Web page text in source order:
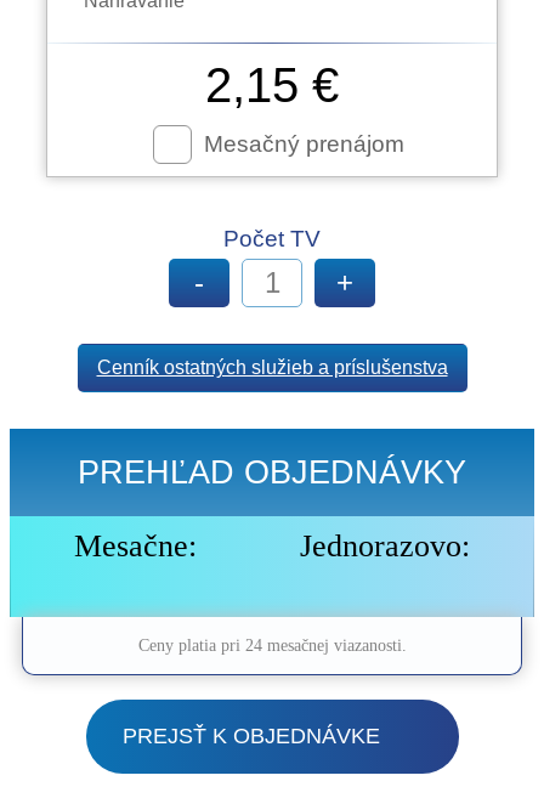
2,15 €
Mesačný prenájom
Počet TV
- +
Cenník ostatných služieb a príslušenstva
PREHĽAD OBJEDNÁVKY
Mesačne: Jednorazovo:
Ceny platia pri 24 mesačnej viazanosti.
PREJSŤ K OBJEDNÁVKE